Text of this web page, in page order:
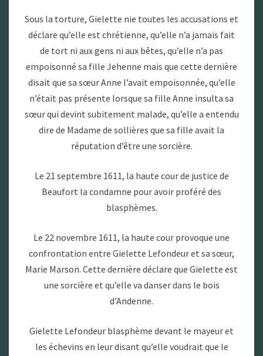
Sous la torture, Gielette nie toutes les accusations et
déclare qu’elle est chrétienne, qu’elle n’a jamais fait
de tort ni aux gens ni aux bêtes, qu’elle n’a pas
empoisonné sa fille Jehenne mais que cette dernière
disait que sa sœur Anne l’avait empoisonnée, qu’elle
n’était pas présente lorsque sa fille Anne insulta sa
sœur qui devint subitement malade, qu’elle a entendu
dire de Madame de sollières que sa fille avait la
réputation d’être une sorcière.
Le 21 septembre 1611, la haute cour de justice de
Beaufort la condamne pour avoir proféré des
blasphèmes.
Le 22 novembre 1611, la haute cour provoque une
confrontation entre Gielette Lefondeur et sa sœur,
Marie Marson. Cette dernière déclare que Gielette est
une sorcière et qu’elle va danser dans le bois
d’Andenne.
Gielette Lefondeur blasphème devant le mayeur et
les échevins en leur disant qu’elle voudrait que le